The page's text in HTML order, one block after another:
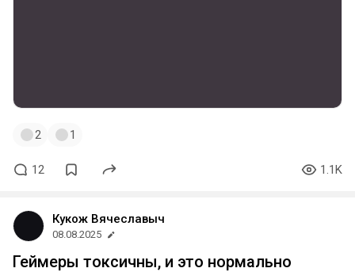
2 1
12 1.1K
Кукож Вячеславыч
08.08.2025
Геймеры токсичны, и это нормально